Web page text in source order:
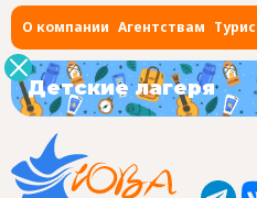
О компании Агентствам
Детские лагеря